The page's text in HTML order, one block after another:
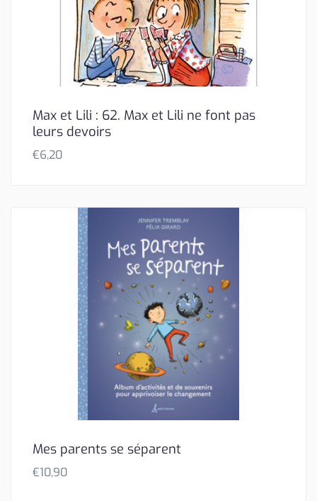
Max et Lili : 62. Max et Lili ne font pas
leurs devoirs
€6,20
Mes parents se séparent
€10,90